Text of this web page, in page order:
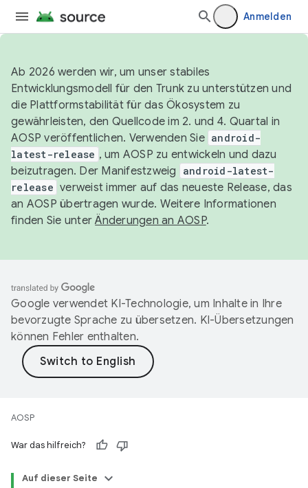
Anmelden
Ab 2026 werden wir, um unser stabiles
Entwicklungsmodell für den Trunk zu unterstützen und
die Plattformstabilität für das Ökosystem zu
gewährleisten, den Quellcode im 2. und 4. Quartal in
AOSP veröffentlichen. Verwenden Sie android-
latest-release , um AOSP zu entwickeln und dazu
beizutragen. Der Manifestzweig
android-latest-
release verweist immer auf das neueste Release, das
an AOSP übertragen wurde. Weitere Informationen
finden Sie unterÄnderungen an AOSP.
Google verwendet KI-Technologie, um Inhalte in Ihre
bevorzugte Sprache zu übersetzen. KI-Übersetzungen
können Fehler enthalten.
AOSP
War das hilfreich?
Auf dieser Seite